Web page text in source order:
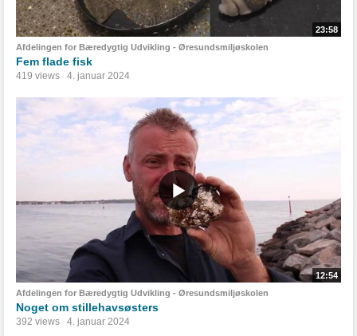
23:58
Afdelingen for Bæredygtig Udvikling - Øresundsmiljøskolen
Fem flade fisk
419 views 4. januar 2024
12:54
Afdelingen for Bæredygtig Udvikling - Øresundsmiljøskolen
Noget om stillehavsøsters
392 views 4. januar 2024